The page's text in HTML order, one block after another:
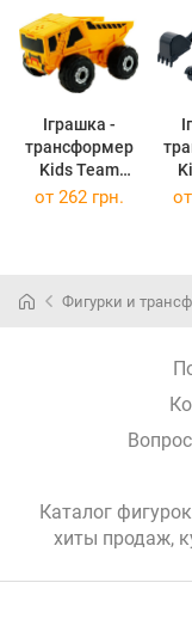
Іграшка -
трансформер
Kids Team
Вантажівка
от 262 грн. от
Фигурки и
Каталог
хиты продаж,